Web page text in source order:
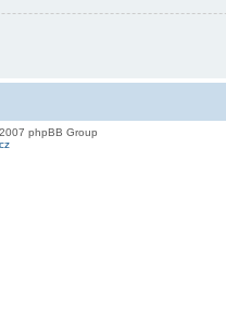
phpBB Group